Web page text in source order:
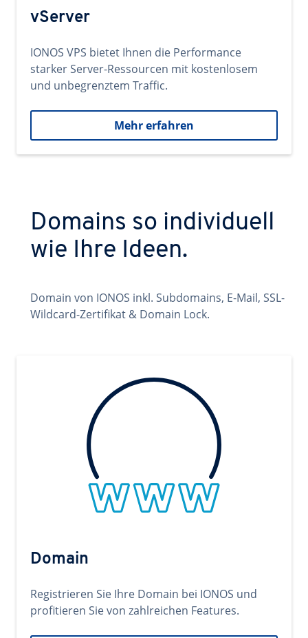
vServer
IONOS VPS bietet Ihnen die Performance
starker Server-Ressourcen mit kostenlosem
und unbegrenztem Traffic.
Mehr erfahren
Domains so individuell
wie Ihre Ideen.
Domain von IONOS inkl. Subdomains, E-Mail, SSL-
Wildcard-Zertifikat & Domain Lock.
Domain
Registrieren Sie Ihre Domain bei IONOS und
profitieren Sie von zahlreichen Features.